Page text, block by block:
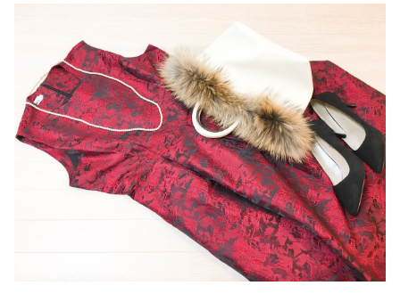
ワークスタイル
妊娠/出産/家族
ココロ/カラダ
グルメ